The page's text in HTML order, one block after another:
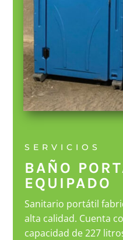
SERVICIOS
BAÑO
EQUIPADO
Sanitario portátil
alta calidad. Cuenta
capacidad de 227